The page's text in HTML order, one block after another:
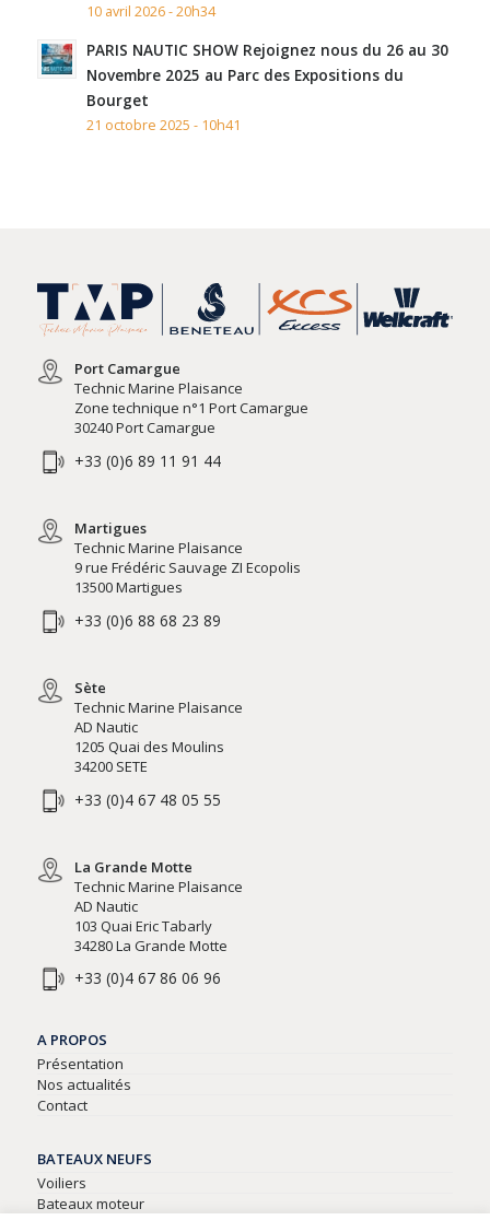
10 avril 2026 - 20h34
PARIS NAUTIC SHOW Rejoignez nous du 26 au 30
Novembre 2025 au Parc des Expositions du
Bourget
21 octobre 2025 - 10h41
Port Camargue
Technic Marine Plaisance
Zone technique n°1 Port Camargue
30240 Port Camargue
+33 (0)6 89 11 91 44
Martigues
Technic Marine Plaisance
9 rue Frédéric Sauvage ZI Ecopolis
13500 Martigues
+33 (0)6 88 68 23 89
Sète
Technic Marine Plaisance
AD Nautic
1205 Quai des Moulins
34200 SETE
+33 (0)4 67 48 05 55
La Grande Motte
Technic Marine Plaisance
AD Nautic
103 Quai Eric Tabarly
34280 La Grande Motte
+33 (0)4 67 86 06 96
A PROPOS
Présentation
Nos actualités
Contact
BATEAUX NEUFS
Voiliers
Bateaux moteur